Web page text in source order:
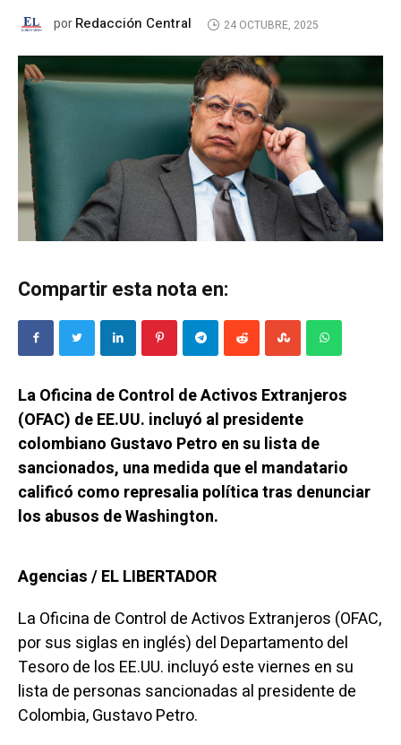
porRedacción Central 24 OCTUBRE, 2025
Compartir esta nota en:
La Oficina de Control de Activos Extranjeros
(OFAC) de EE.UU. incluyó al presidente
colombiano Gustavo Petro en su lista de
sancionados, una medida que el mandatario
calificó como represalia política tras denunciar
los abusos de Washington.
Agencias / EL LIBERTADOR
La Oficina de Control de Activos Extranjeros (OFAC,
por sus siglas en inglés) del Departamento del
Tesoro de los EE.UU. incluyó este viernes en su
lista de personas sancionadas al presidente de
Colombia, Gustavo Petro.